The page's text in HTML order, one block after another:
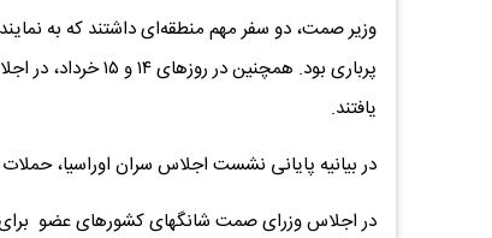
وزیر صمت، دو سفر مهم منطقه‌ای داشتند که به
پرباری بود.
یافتند.
در بیانیه پایانی نشست اجلاس سران اوراسیا،
در اجلاس وزرای صمت شانگهای کشورهای عضو برای